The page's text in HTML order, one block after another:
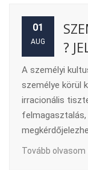
01
AUG
?
A személyi
személye körül
irracionális
Tovább olvasom